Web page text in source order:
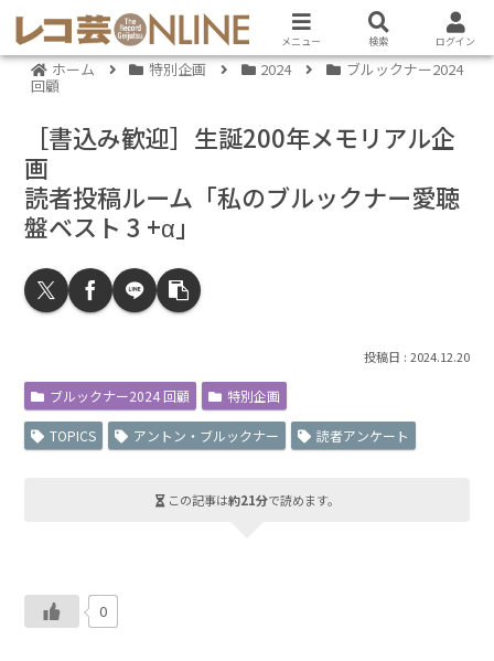
ホーム 特別企画 2024 ブルックナー2024
回顧
［書込み歓迎］生誕200年メモリアル企
画
読者投稿ルーム「私のブルックナー愛聴
盤ベスト 3 +α」
2024.12.20
ブルックナー2024 回顧 特別企画
TOPICS アントン・ブルックナー 読者アンケート
この記事は約21分で読めます。
0
メニュー 検索 ログイン